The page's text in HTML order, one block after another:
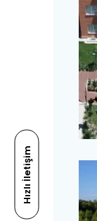
Hızlı İletişim